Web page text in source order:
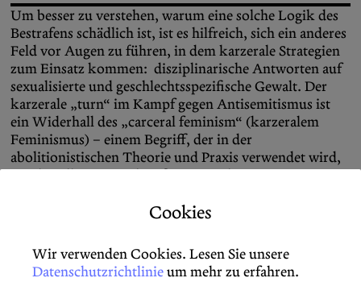
Um besser zu verstehen, warum eine solche Logik des
Bestrafens schädlich ist, ist es hilfreich, sich ein anderes
Feld vor Augen zu führen, in dem karzerale Strategien
zum Einsatz kommen: disziplinarische Antworten auf
sexualisierte und geschlechtsspezifische Gewalt. Der
karzerale „turn“ im Kampf gegen Antisemitismus ist
ein Widerhall des „carceral feminism“ (karzeralem
Feminismus) – einem Begriff, der in der
abolitionistischen Theorie und Praxis verwendet wird,
um die Allianz zwischen feministischen Bewegungen
kritisieren. Ebenso tritt der carceral feminism im
als eines ihrer wichtigsten Instrumente mobilisiert. Vor
dem Hintergrund einer generell zu beobachtenden
Cookies
Wir verwenden Cookies. Lesen Sie unsere
Datenschutzrichtlinieum mehr zu erfahren.